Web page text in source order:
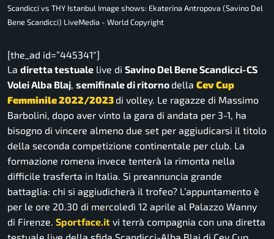
Scandicci vs THY Istanbul Image shows: Ekaterina Antropova (Savino Del
Bene Scandicci) LiveMedia - World Copyright
[the_ad id=”445341″]
La diretta testuale live di Savino Del Bene Scandicci-CS
Volei Alba Blaj, semifinale di ritorno della Cev Cup
Femminile 2022/2023 di volley. Le ragazze di Massimo
Barbolini, dopo aver vinto la gara di andata per 3-1, ha
bisogno di vincere almeno due set per aggiudicarsi il titolo
della seconda competizione continentale per club. La
formazione romena invece tenterà la rimonta nella
difficile trasferta in Italia. Si preannuncia grande
battaglia: chi si aggiudicherà il trofeo? L’appuntamento è
per le ore 20.30 di mercoledì 12 aprile al Palazzo Wanny
di Firenze. Sportface.it vi terrà compagnia con una diretta